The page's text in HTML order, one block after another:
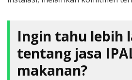
Ingin tahu lebih
tentang jasa
makanan?